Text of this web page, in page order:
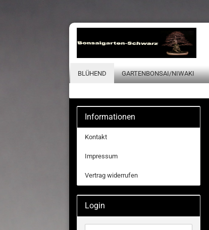
BLÜHEND GARTENBONSAI/NIWAKI
Informationen
Kontakt
Impressum
Vertrag widerrufen
Login